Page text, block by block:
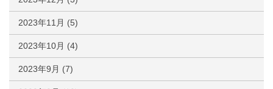
2023年11月 (5)
2023年10月 (4)
2023年9月 (7)